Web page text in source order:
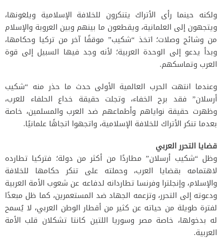
ولكنه حينما رأى الأتراك يتنكرون للخلافة الإسلامية ويلغونها،
ويتجهون إلى العلمانية، ويقطعون ما بينهم وبين العروبة والإسلام
من وشائج وصلات؛ اتخذ “شكيب” موقفًا آخر من تركيا وحكامها،
وبدأ يدعو إلى الوحدة العربية؛ لأنه وجد فيها السبيل إلى قوة
العرب وتماسكهم.
وعندما انتهت الحرب العالمية الأولى حدث ما حذر منه “شكيب
أرسلان” فقد برح الخفاء، وتجلت حقيقة خداع الحلفاء للعرب،
وظهرت حقيقة نواياهم وأطماعهم ضد العرب والمسلمين، خاصة
بعدما تنكر الأتراك للخلافة الإسلامية، واتجهوا اتجاهًا علمانيًا.
قضايا التحرر العربي
وظل “شكيب أرسلان” مطاردًا من أكثر من دولة؛ فتركيا تطارده
لاهتمامه بقضايا العرب، وحملته على تنكر حكامها للخلافة
والإسلام، وإنجلترا وفرنسا تطاردانه لدفاعه عن شعوب الأمة العربية
ودعوته إلى التحرر، وتزعمه الجهاد ضد المستعمرين، كما ظل مبعدًا
لفترة طويلة من حياته عن كثير من أقطار الوطن العربي، لا يُسمح
له بدخولها، خاصة مصر وسوريا اللتين كانتا تشكلان قلب الأمة
العربية.